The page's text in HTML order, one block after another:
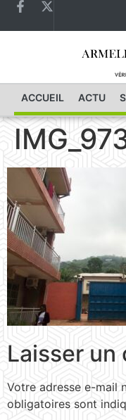
ACCUEIL ACTU
Laisser un
Votre adresse e-mail
obligatoires sont